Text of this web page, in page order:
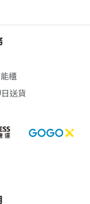
櫃
送貨